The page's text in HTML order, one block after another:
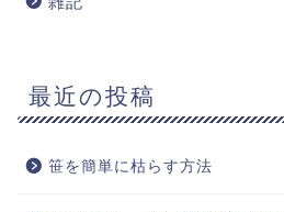
最近の投稿
笹を簡単に枯らす方法